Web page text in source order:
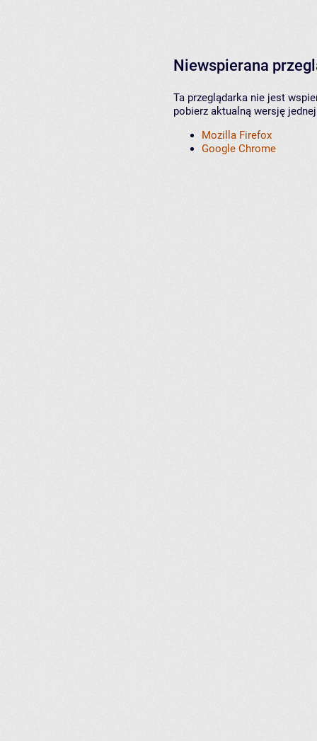
Niewspierana
Ta przeglądarka nie jest
pobierz aktualną wersję
Mozilla Firefox
Google Chrome